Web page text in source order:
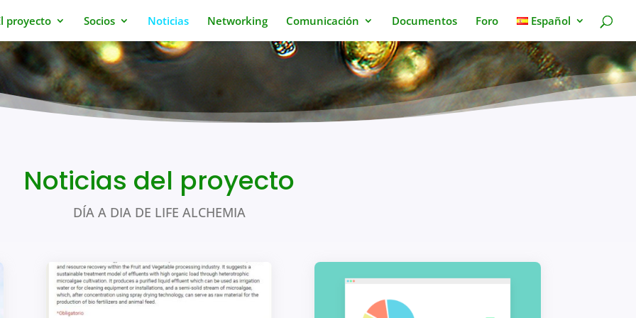
proyecto Socios Noticias Networking Comunicación Documentos Foro Español
Noticias del proyecto
DÍA A DIA DE LIFE ALCHEMIA